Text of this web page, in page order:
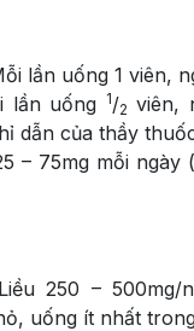
lần uống 1 viên,
lần uống 1/2 viên,
dẫn của thầy
– 75mg mỗi ngày
250 – 500mg/
uống ít nhất